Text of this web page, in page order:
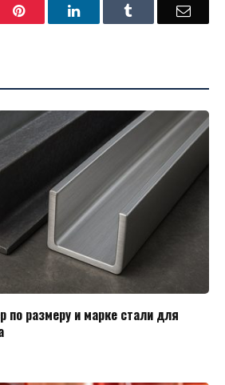
Pinterest LinkedIn Email
по размеру и марке стали для